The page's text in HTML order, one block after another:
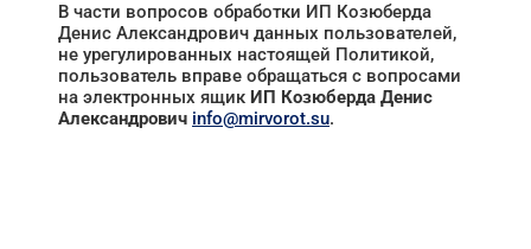
В части вопросов обработки ИП Козюберда
Денис Александрович данных пользователей,
не урегулированных настоящей Политикой,
пользователь вправе обращаться с вопросами
на электронных ящик ИП Козюберда Денис
Александрович info@mirvorot.su.